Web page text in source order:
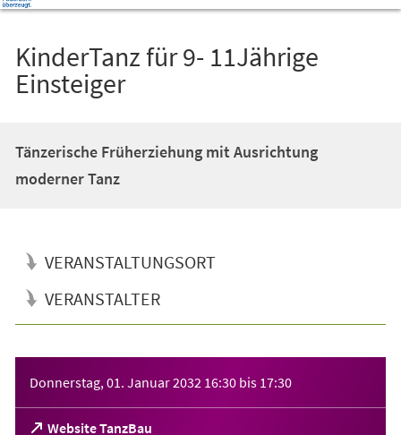
KinderTanz für 9- 11Jährige
Einsteiger
Tänzerische Früherziehung mit Ausrichtung
moderner Tanz
VERANSTALTUNGSORT
VERANSTALTER
Donnerstag, 01. Januar 2032 16:30 bis 17:30
Website TanzBau
(Öffnet